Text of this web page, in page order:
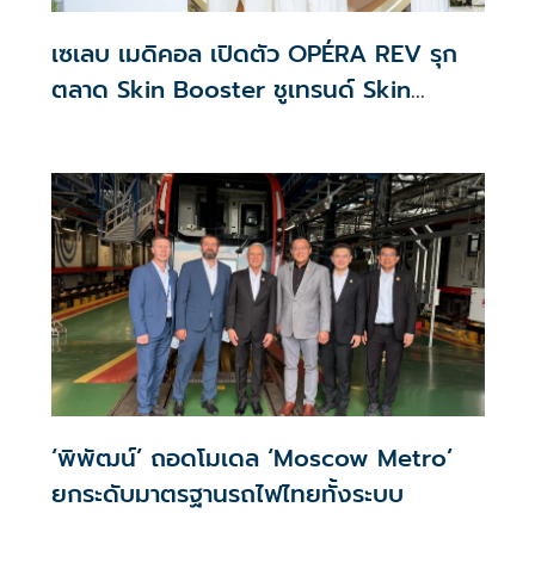
เซเลบ เมดิคอล เปิดตัว OPÉRA REV รุก
ตลาด Skin Booster ชูเทรนด์ Skin
‘พิพัฒน์’ ถอดโมเดล ‘Moscow Metro’
ยกระดับมาตรฐานรถไฟไทยทั้งระบบ